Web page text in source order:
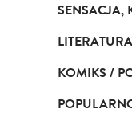
SENSACJA,
KOMIKS /